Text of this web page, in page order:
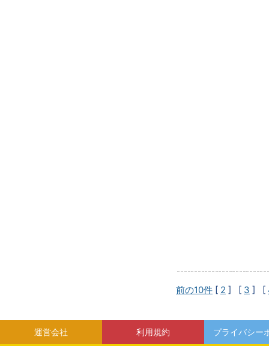
前の10件 [ 2 ] [ 3 ] [
運営会社 利用規約 プライバシー